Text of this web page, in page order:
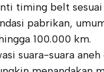
timing belt sesuai
pabrikan,
100.000 km.
suara-suara